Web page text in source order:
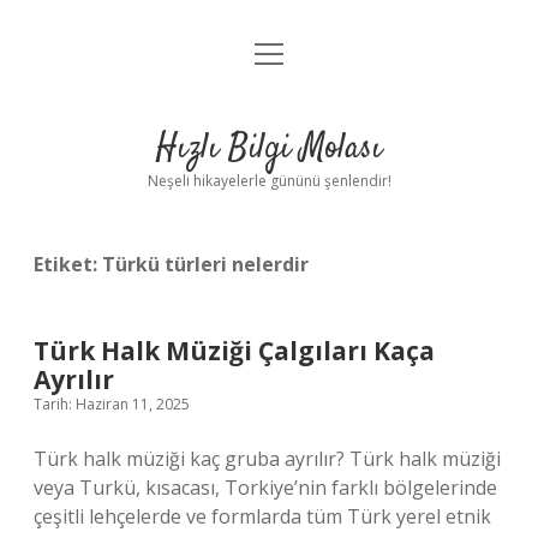
Anasayfa
Yasal Uyarı
menüyü
Hızlı Bilgi Molası
Neşeli hikayelerle gününü şenlendir!
Etiket: Türkü türleri nelerdir
Türk Halk Müziği Çalgıları Kaça
Ayrılır
Tarih: Haziran 11, 2025
Türk halk müziği kaç gruba ayrılır? Türk halk müziği
veya Turkü, kısacası, Torkiye’nin farklı bölgelerinde
çeşitli lehçelerde ve formlarda tüm Türk yerel etnik